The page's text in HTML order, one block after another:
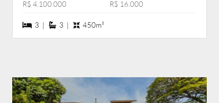
R$ 4.100.000 R$ 16.000
3 dormiórios
3 | 3 suítes
3 | 450m²